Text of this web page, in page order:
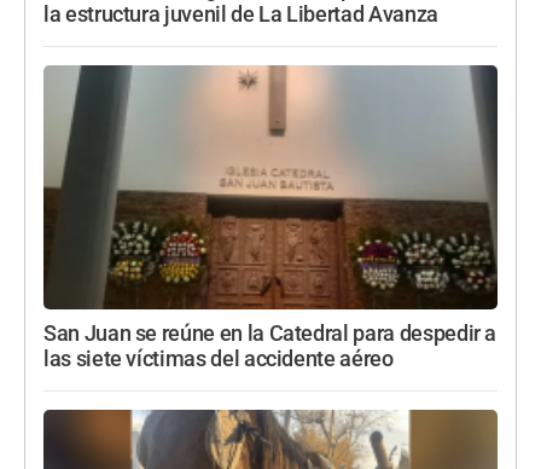
la estructura juvenil de La Libertad Avanza
San Juan se reúne en la Catedral para despedir a
las siete víctimas del accidente aéreo